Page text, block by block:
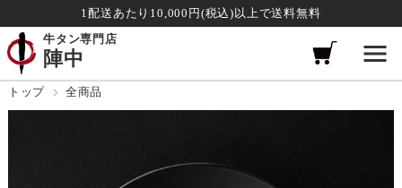
1配送あたり10,000円(税込)以上で送料無料
牛タン専門店
陣中
トップ 全商品